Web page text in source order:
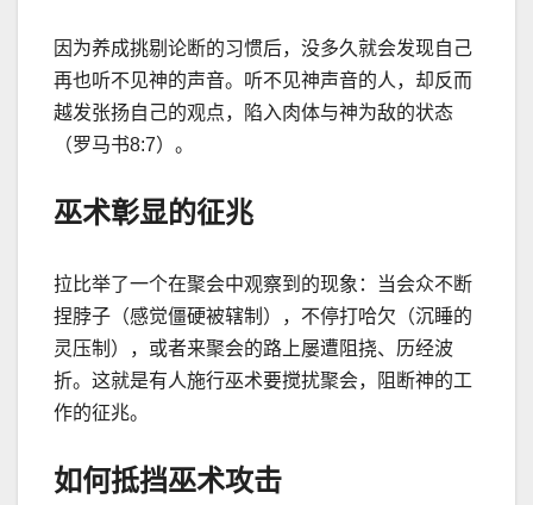
因为养成挑剔论断的习惯后，没多久就会发现自己
再也听不见神的声音。听不见神声音的人，却反而
越发张扬自己的观点，陷入肉体与神为敌的状态
（罗马书8:7）。
巫术彰显的征兆
拉比举了一个在聚会中观察到的现象：当会众不断
捏脖子（感觉僵硬被辖制），不停打哈欠（沉睡的
灵压制），或者来聚会的路上屡遭阻挠、历经波
折。这就是有人施行巫术要搅扰聚会，阻断神的工
作的征兆。
如何抵挡巫术攻击